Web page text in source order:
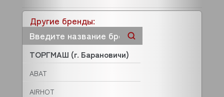
Другие бренды:
ТОРГМАШ (г. Барановичи)
ABAT
AIRHOT